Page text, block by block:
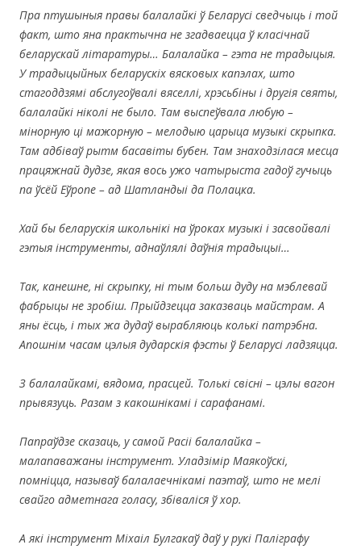
Пра птушыныя правы балалайкі ў Беларусі сведчыць і той
факт, што яна практычна не згадваецца ў класічнай
беларускай літаратуры… Балалайка – гэта не традыцыя.
У традыцыйных беларускіх вясковых капэлах, што
стагоддзямі абслугоўвалі вяселлі, хрэсьбіны і другія святы,
балалайкі ніколі не было. Там выспеўвала любую –
мінорную ці мажорную – мелодыю царыца музыкі скрыпка.
Там адбіваў рытм басавіты бубен. Там знаходзілася месца
працяжнай дудзе, якая вось ужо чатырыста гадоў гучыць
па ўсёй Еўропе – ад Шатландыі да Полацка.
Хай бы беларускія школьнікі на ўроках музыкі і засвойвалі
гэтыя інструменты, аднаўлялі даўнія традыцыі…
Так, канешне, ні скрыпку, ні тым больш дуду на мэблевай
фабрыцы не зробіш. Прыйдзецца заказваць майстрам. А
яны ёсць, і тых жа дудаў вырабляюць колькі патрэбна.
Апошнім часам цэлыя дударскія фэсты ў Беларусі ладзяцца.
З балалайкамі, вядома, прасцей. Толькі свісні – цэлы вагон
прывязуць. Разам з какошнікамі і сарафанамі.
Папраўдзе сказаць, у самой Расіі балалайка –
малапаважаны інструмент. Уладзімір Маякоўскі,
помніцца, называў балалаечнікамі паэтаў, што не мелі
свайго адметнага голасу, збіваліся ў хор.
А які інструмент Міхаіл Булгакаў даў у рукі Паліграфу